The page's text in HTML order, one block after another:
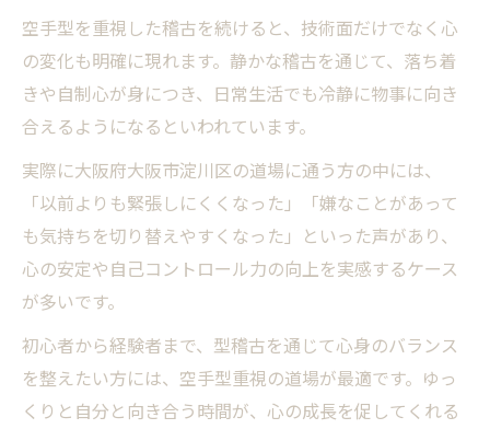
空手型を重視した稽古を続けると、技術面だけでなく心
の変化も明確に現れます。静かな稽古を通じて、落ち着
きや自制心が身につき、日常生活でも冷静に物事に向き
合えるようになるといわれています。
実際に大阪府大阪市淀川区の道場に通う方の中には、
「以前よりも緊張しにくくなった」「嫌なことがあって
も気持ちを切り替えやすくなった」といった声があり、
心の安定や自己コントロール力の向上を実感するケース
が多いです。
初心者から経験者まで、型稽古を通じて心身のバランス
を整えたい方には、空手型重視の道場が最適です。ゆっ
くりと自分と向き合う時間が、心の成長を促してくれる